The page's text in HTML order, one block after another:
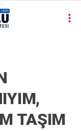
TAŞIM